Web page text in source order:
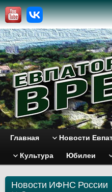
Главная Новости
Культура Юбилеи
Новости ИФНС России